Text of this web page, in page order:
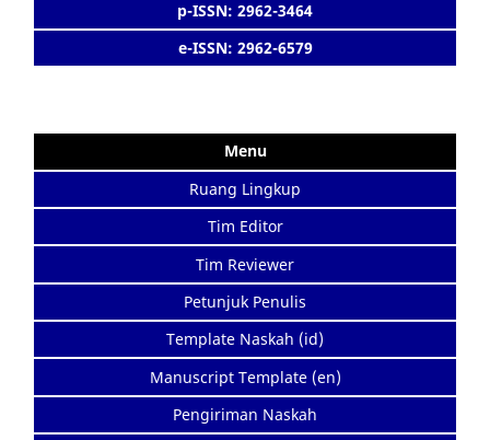
p-ISSN: 2962-3464
e-ISSN: 2962-6579
Menu
Ruang Lingkup
Tim Editor
Tim Reviewer
Petunjuk Penulis
Template Naskah (id)
Manuscript Template (en)
Pengiriman Naskah